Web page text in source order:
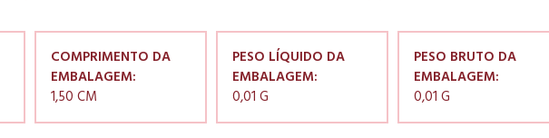
COMPRIMENTO DA
EMBALAGEM:
1,50 CM
PESO LÍQUIDO DA
EMBALAGEM:
0,01 G
PESO BRUTO DA
EMBALAGEM:
0,01 G